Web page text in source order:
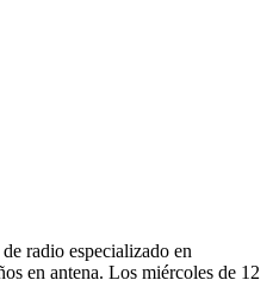
radio especializado en
en antena. Los miércoles de 12